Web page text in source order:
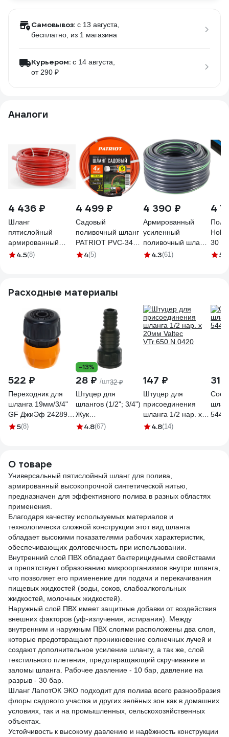
Самовывоз: c 13 августа,
бесплатно , из 1 магазина
Курьером: c 14 августа,
от 290 ₽
Аналоги
4 436 ₽
Шланг
пятислойный
армированный
НОВЭМ ЛапотОК
4.5(8)
4 499 ₽
Садовый
поливочный шланг
PATRIOT PVC-3425,
4 слоя, 3/4 ", 25 м
4(5)
4 390 ₽
Армированный
усиленный
поливочный шланг
Вихрь премиум,
4.3(61)
4
30
1195
Расходные материалы
522 ₽
Переходник для
шланга 19мм/3/4"
GF ДжиЭф 24289
5041
5(8)
-13%
28 ₽ /шт32 ₽
Штуцер для
шлангов (1/2"; 3/4")
Жук
4607156364411
4.8(67)
147 ₽
Штуцер для
присоединения
шланга 1/2 нар. х
20мм Valtec
4.8(14)
5441
О товаре
Универсальный пятислойный шланг для полива,
армированный высокопрочной синтетической нитью,
предназначен для эффективного полива в разных областях
применения.
Благодаря качеству используемых материалов и
технологически сложной конструкции этот вид шланга
обладает высокими показателями рабочих характеристик,
обеспечивающих долговечность при использовании.
Внутренний слой ПВХ обладает бактерицидными свойствами
и препятствует образованию микроорганизмов внутри шланга,
что позволяет его применение для подачи и перекачивания
пищевых жидкостей (воды, соков, слабоалкогольных
жидкостей, молочных жидкостей).
Наружный слой ПВХ имеет защитные добавки от воздействия
внешних факторов (уф-излучения, истирания). Между
внутренним и наружным ПВХ слоями расположены два слоя,
которые предотвращают проникновение солнечных лучей и
создают дополнительное усиление шлангу, а так же, слой
текстильного плетения, предотвращающий скручивание и
заломы шланга. Рабочее давление - 10 бар, давление на
разрыв - 30 бар.
Шланг ЛапотОК ЭКО подходит для полива всего разнообразия
флоры садового участка и других зелёных зон как в домашних
условиях, так и на промышленных, сельскохозяйственных
объектах.
Устойчивость к высокому давлению и надёжность конструкции